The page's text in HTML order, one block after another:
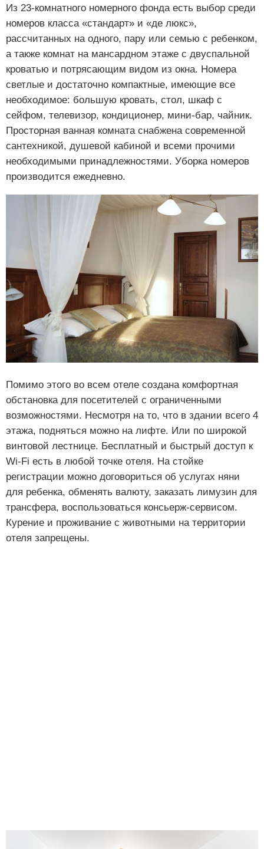
Из 23-комнатного номерного фонда есть выбор среди
номеров класса «стандарт» и «де люкс»,
рассчитанных на одного, пару или семью с ребенком,
а также комнат на мансардном этаже с двуспальной
кроватью и потрясающим видом из окна. Номера
светлые и достаточно компактные, имеющие все
необходимое: большую кровать, стол, шкаф с
сейфом, телевизор, кондиционер, мини-бар, чайник.
Просторная ванная комната снабжена современной
сантехникой, душевой кабиной и всеми прочими
необходимыми принадлежностями. Уборка номеров
производится ежедневно.
Помимо этого во всем отеле создана комфортная
обстановка для посетителей с ограниченными
возможностями. Несмотря на то, что в здании всего 4
этажа, подняться можно на лифте. Или по широкой
винтовой лестнице. Бесплатный и быстрый доступ к
Wi-Fi есть в любой точке отеля. На стойке
регистрации можно договориться об услугах няни
для ребенка, обменять валюту, заказать лимузин для
трансфера, воспользоваться консьерж-сервисом.
Курение и проживание с животными на территории
отеля запрещены.